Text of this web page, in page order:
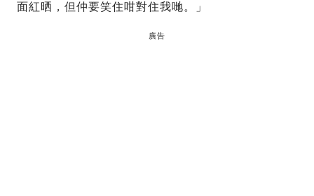
面紅晒，但仲要笑住咁對住我哋。」
廣告